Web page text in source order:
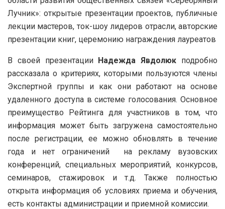
Лучник»: открытые презентации проектов, публичные
лекции мастеров, ток-шоу лидеров отрасли, авторские
презентации книг, церемонию награждения лауреатов
В своей презентации Надежда Явдолюк подробно
рассказала о критериях, которыми пользуются члены
Экспертной группы и как они работают на основе
удаленного доступа в системе голосования. Основное
преимущество Рейтинга для участников в том, что
информация может быть загружена самостоятельно
после регистрации, ее можно обновлять в течение
года и нет ограничений на рекламу вузовских
конференций, специальных мероприятий, конкурсов,
семинаров, стажировок и т.д. Также полностью
открыта информация об условиях приема и обучения,
есть контакты администрации и приемной комиссии.